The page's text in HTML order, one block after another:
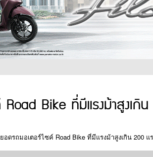
Bike ที่มีแรงม้าสูงเกิ
อดรถมอเตอร์ไซค์ Road Bike ที่มีแรงม้าสูงเกิน 200 แ